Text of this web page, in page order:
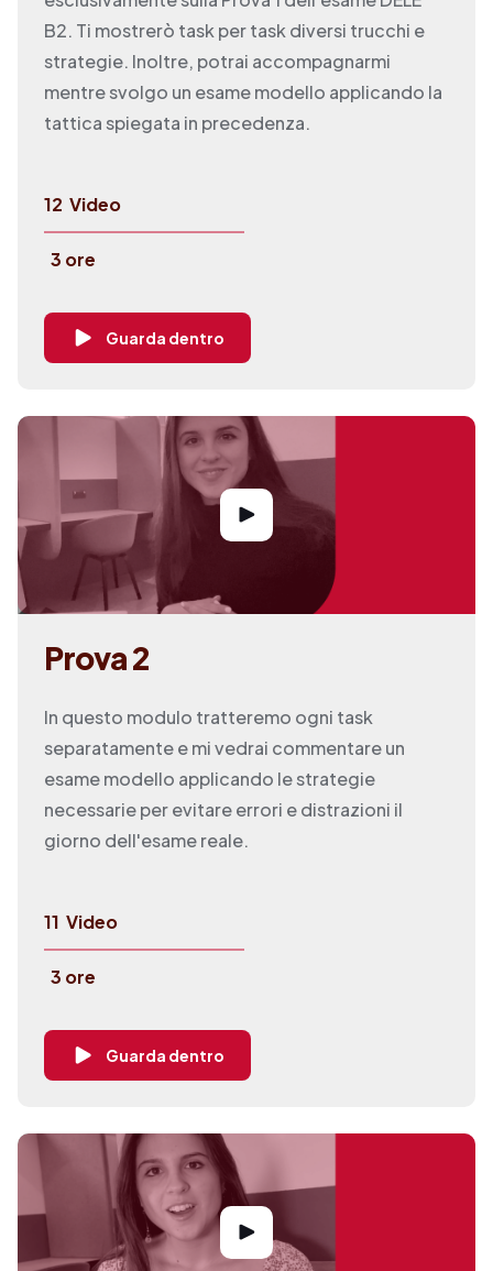
B2. Ti mostrerò task per task diversi trucchi e
strategie. Inoltre, potrai accompagnarmi
mentre svolgo un esame modello applicando la
tattica spiegata in precedenza.
12 Video
3 ore
Guarda dentro
Prova 2
In questo modulo tratteremo ogni task
separatamente e mi vedrai commentare un
esame modello applicando le strategie
necessarie per evitare errori e distrazioni il
giorno dell'esame reale.
11 Video
3 ore
Guarda dentro